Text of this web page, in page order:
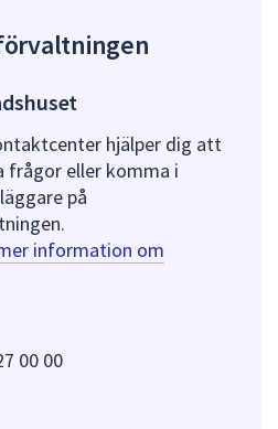
hjälper dig att
frågor eller komma i
på
information om
00 00